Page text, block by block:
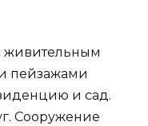
живительным
пейзажами
и сад.
Сооружение